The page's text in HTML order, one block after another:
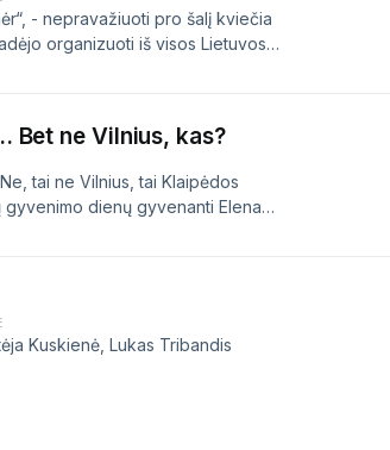
Lukas Tribandis
- nepravažiuoti pro šalį kviečia
organizuoti iš visos Lietuvos
stereotipai ir frazės, susijusios su
Indrė Kaminckaitė, Austėja
Bet ne Vilnius, kas?
tai ne Vilnius, tai Klaipėdos
dienų gyvenanti Elena
Kuskienė, Lukas Tribandis